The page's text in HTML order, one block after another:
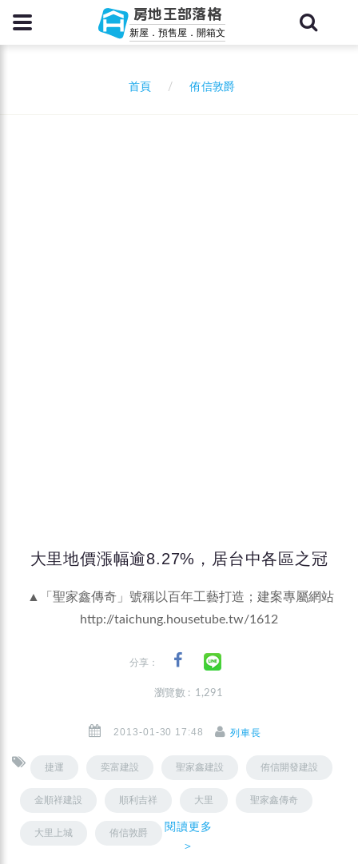
房地王部落格
新屋．預售屋．開箱文
首頁 侑信敦爵
大里地價漲幅逾8.27%，居台中各區之冠
▲「聖家鑫傳奇」號稱以百年工藝打造；建案專屬網站
http://taichung.housetube.tw/1612
分享：
瀏覽數 : 1,291
2013-01-30 17:48 列車長
捷運 奕富建設 聖家鑫建設 侑信開發建設
金順祥建設 順利吉祥 大里 聖家鑫傳奇
大里上城 侑信敦爵
閱讀更多
＞